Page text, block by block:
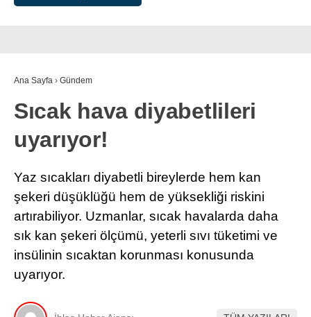
Ana Sayfa › Gündem
Sıcak hava diyabetlileri
uyarıyor!
Yaz sıcakları diyabetli bireylerde hem kan
şekeri düşüklüğü hem de yüksekliği riskini
artırabiliyor. Uzmanlar, sıcak havalarda daha
sık kan şekeri ölçümü, yeterli sıvı tüketimi ve
insülinin sıcaktan korunması konusunda
uyarıyor.